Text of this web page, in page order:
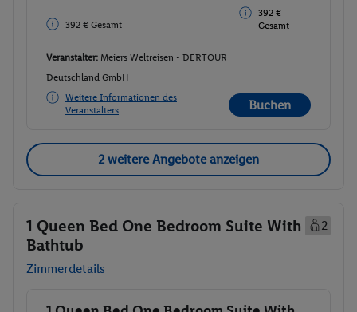
392 € Gesamt
392 €
Gesamt
Veranstalter: Meiers Weltreisen - DERTOUR
Deutschland GmbH
Weitere Informationen des
Veranstalters
Buchen
2 weitere Angebote anzeigen
1 Queen Bed One Bedroom Suite With
Bathtub
2
Zimmerdetails